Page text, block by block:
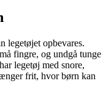
legetøjet opbevares.
fingre, og undgå tunge
legetøj med snore,
frit, hvor børn kan